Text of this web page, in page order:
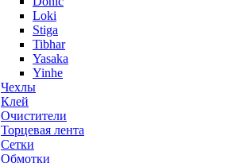
Loki
Stiga
Tibhar
Yasaka
Yinhe
Чехлы
Клей
Очистители
Торцевая лента
Сетки
Обмотки